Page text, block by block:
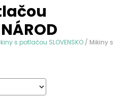
s potlačou SLOVENSKO / Mikiny s